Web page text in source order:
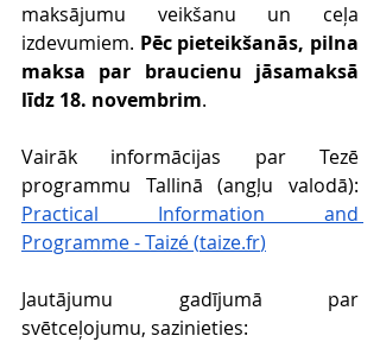
maksājumu veikšanu un ceļa
izdevumiem. Pēc pieteikšanās, pilna
maksa par braucienu jāsamaksā
līdz 18. novembrim.
Vairāk informācijas par Tezē
Practical Information and
Programme - Taizé (taize.fr)
Jautājumu gadījumā par
svētceļojumu, sazinieties: